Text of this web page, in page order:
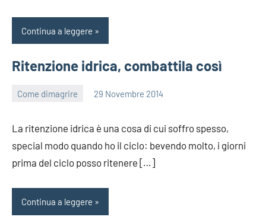
Continua a leggere
Ritenzione idrica, combattila così
Come dimagrire 29 Novembre 2014
La ritenzione idrica è una cosa di cui soffro spesso,
special modo quando ho il ciclo: bevendo molto, i giorni
prima del ciclo posso ritenere […]
Continua a leggere